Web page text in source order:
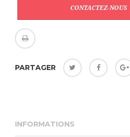
CONTACTEZ-NOUS
PARTAGER
INFORMATIONS